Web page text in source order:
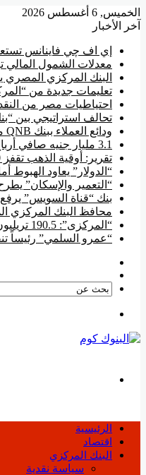
الخميس, 6 أغسطس 2026
آخر الأخبار
إي اف چي فاينانس
معدلات الشمول المالي تواصل ارتفاعها 79% من المواطنين يمتلكون
البنك المركزي
تعليمات جديدة من
احتياطيات مصر من النقد الأجنبي تقفز لـ
تحالف استراتيجي بين
ودائع العملاء ببنك QNB مصر تتجاوز الـ 910.3 مليار جنيه بنهاية يونيو
3.1 مليار جنيه صافي أرباح “الأهلي الكويتي – مصر” النصف الأول من 2026
تقرير: أوقية الذهب تقفز 80 دولارًا .. و”الدولار” يحد من مكاسب السوق المحلية
“الدولار” يعاود الهبوط
“التعمير والإسكان” يطرح
بنك “قناة السويس” يرفع
محافظ البنك المركزي
“المركزى”: 190.5 تريليون جنيه قيمة التسويات اللحظية بين البنوك منذ بداية 2026
“عمرو السلمي” رئيساً
الرئيسية
اقتصاد
البنك المركزي
سياسة نقدية